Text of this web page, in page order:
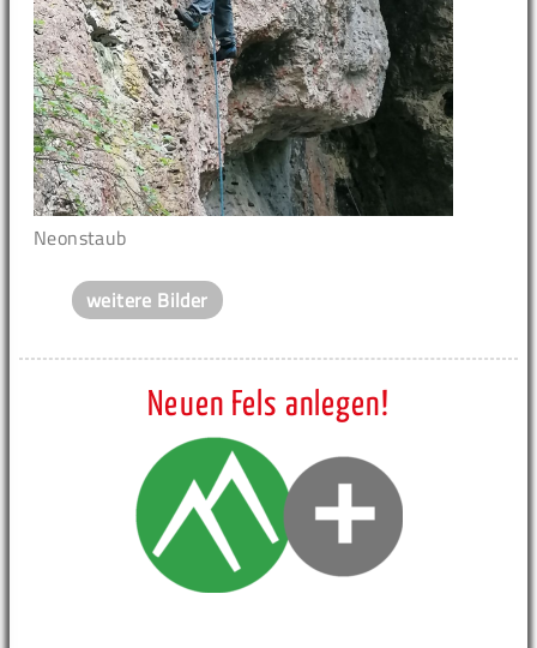
Neonstaub
weitere Bilder
Neuen Fels anlegen!